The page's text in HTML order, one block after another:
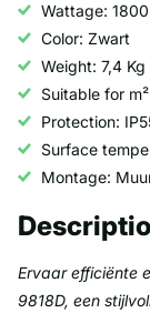
Wattage:
Color: Zwart
Weight: 7,4 Kg
Suitable for
Protection:
Surface
Montage:
Ervaar efficiënte
9818D, een